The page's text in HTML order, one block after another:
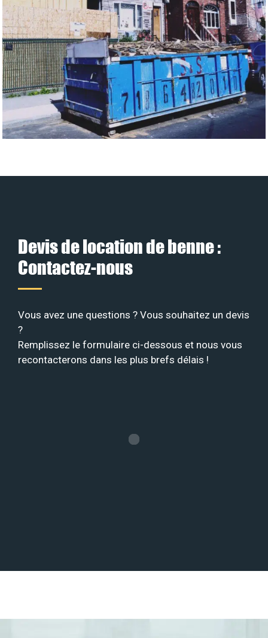
Devis de location de benne :
Contactez-nous
Vous avez une questions ? Vous souhaitez un devis
?
Remplissez le formulaire ci-dessous et nous vous
recontacterons dans les plus brefs délais !